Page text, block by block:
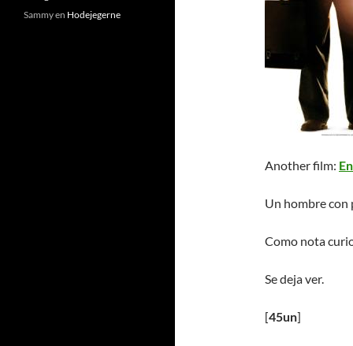
Another film:
Un hombre con
Como nota
Se deja ver.
[45un]
Sammyen Hodejegerne